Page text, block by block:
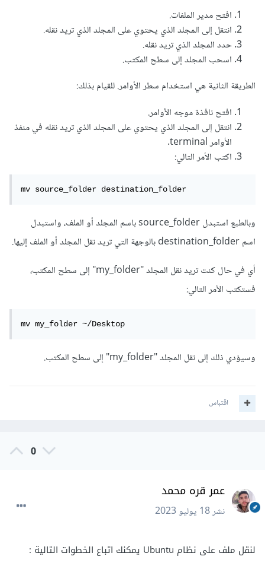
افتح مدير الملفات.
انتقل إلى المجلد الذي يحتوي على المجلد الذي تريد نقله.
حدد المجلد الذي تريد نقله.
اسحب المجلد إلى سطح المكتب.
الطريقة الثانية هي استخدام سطر الأوامر. للقيام بذلك:
افتح نافذة موجه الأوامر.
انتقل إلى المجلد الذي يحتوي على المجلد الذي تريد نقله في منفذ
الأوامر terminal.
اكتب الأمر التالي:
mv source_folder destination_folder
وبالطبع استبدل source_folder باسم المجلد أو الملف، واستبدل
اسم destination_folder بالوجهة التي تريد نقل المجلد أو الملف إليها.
أي في حال كنت تريد نقل المجلد "my_folder" إلى سطح المكتب،
فستكتب الأمر التالي:
mv my_folder ~/Desktop
وسيؤدي ذلك إلى نقل المجلد "my_folder" إلى سطح المكتب.
اقتباس
0
عمر قره محمد
نشر18 يوليو 2023
لنقل ملف على نظام Ubuntu يمكنك اتباع الخطوات التالية